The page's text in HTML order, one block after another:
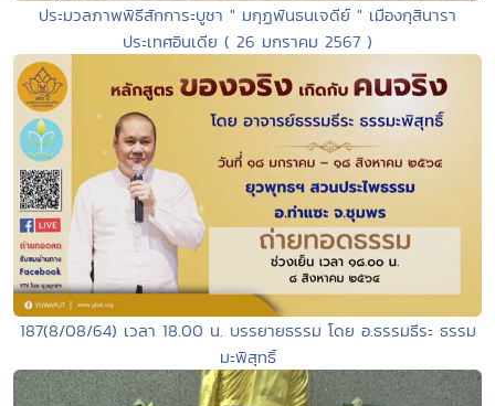
ประมวลภาพพิธีสักการะบูชา " มกุฏพันธนเจดีย์ " เมืองกุสินารา
ประเทศอินเดีย ( 26 มกราคม 2567 )
187(8/08/64) เวลา 18.00 น. บรรยายธรรม โดย อ.ธรรมธีระ ธรรม
มะพิสุทธิ์